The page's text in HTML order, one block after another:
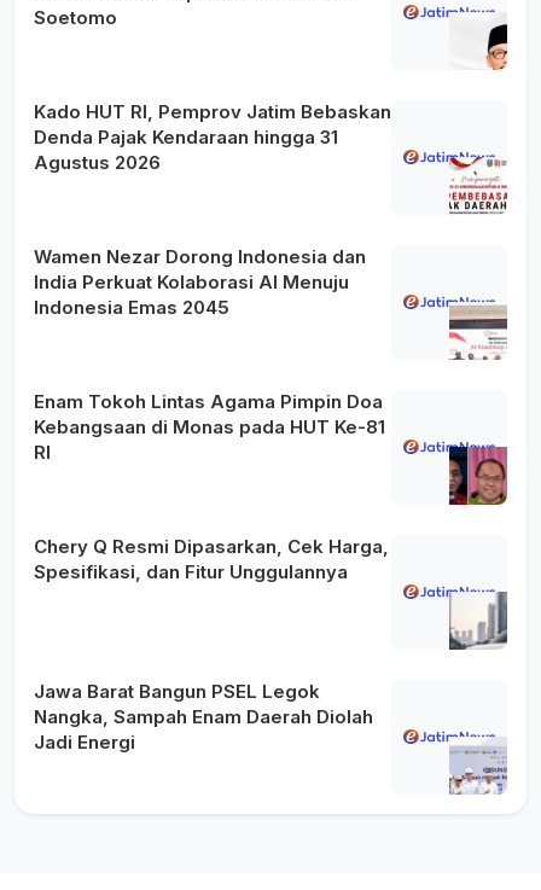
Soetomo
Kado HUT RI, Pemprov Jatim Bebaskan
Denda Pajak Kendaraan hingga 31
Agustus 2026
Wamen Nezar Dorong Indonesia dan
India Perkuat Kolaborasi AI Menuju
Indonesia Emas 2045
Enam Tokoh Lintas Agama Pimpin Doa
Kebangsaan di Monas pada HUT Ke-81
RI
Chery Q Resmi Dipasarkan, Cek Harga,
Spesifikasi, dan Fitur Unggulannya
Jawa Barat Bangun PSEL Legok
Nangka, Sampah Enam Daerah Diolah
Jadi Energi